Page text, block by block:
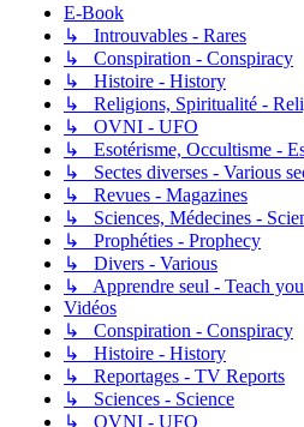
E-Book
↳ Introuvables - Rares
↳ Conspiration - Conspiracy
↳ Histoire - History
↳ Religions, Spiritualité -
↳ OVNI - UFO
↳ Esotérisme, Occultisme -
↳ Sectes diverses - Various
↳ Revues - Magazines
↳ Sciences, Médecines -
↳ Prophéties - Prophecy
↳ Divers - Various
↳ Apprendre seul - Teach
Vidéos
↳ Conspiration - Conspiracy
↳ Histoire - History
↳ Reportages - TV Reports
↳ Sciences - Science
↳ OVNI - UFO